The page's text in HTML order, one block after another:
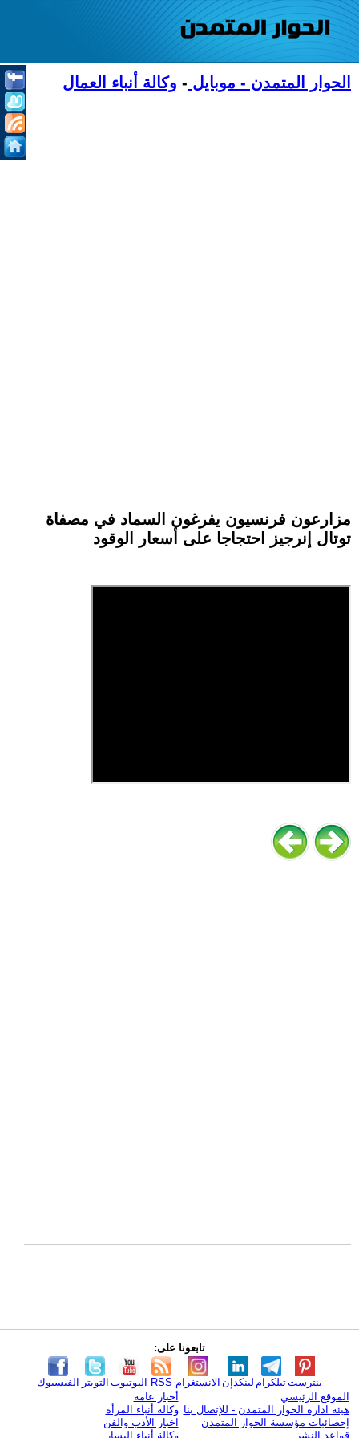
الحوار المتمدن - موبايل - وكالة أنباء العمال
مزارعون فرنسيون يفرغون السماد في مصفاة
توتال إنرجيز احتجاجا على أسعار الوقود
تابعونا على:
الفيسبوك التويتر اليوتيوب RSS الانستغرام لينكدإن تيلكرامبنترست
الموقع الرئيسي
هيئة ادارة الحوار المتمدن - للإتصال بنا
إحصائيات مؤسسة الحوار المتمدن
قواعد النشر
أخبار عامة
وكالة أنباء المرأة
اخبار الأدب والفن
وكالة أنباء اليسار